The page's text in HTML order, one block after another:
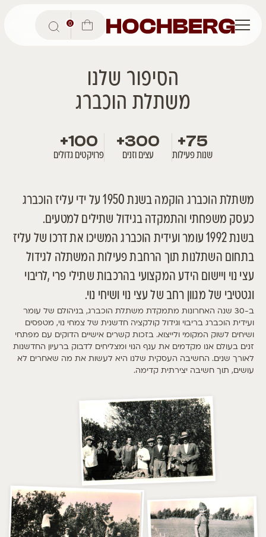
0
הסיפור שלנו
משתלת הוכברג
שנות פעילות
75
+
עצים וזנים
300
+
פרויקטים גדולים
100
+
משתלת הוכברג הוקמה בשנת 1950 על ידי עליז הוכברג
כעסק משפחתי והתמקדה בגידול שתילים למטעים.
בשנת 1992 עומר ועידית הוכברג המשיכו את דרכו של עליז
בתחום השתלנות תוך הרחבת פעילות המשתלה לגידול
עצי נוי ויישום הידע המקצועי בהרכבות שתילי פרי ,לריבוי
וגטטיבי של מגוון רחב של עצי נוי ושיחי נוי.
ב-30 שנה האחרונות מתמקדת משתלת הוכברג, בניהולם של עומר
ועידית הוכברג בריבוי וגידול קולקציה חדשנית של צמחי נוי, מטפסים
ושיחים לשוק המקומי ולייצוא. בזכות קשרים אישיים הדוקים עם מפתחי
זנים בעולם אנו מקדמים את ענף הנוי ומצליחים לדבוק ברעיון החדשנות
לאורך שנים. החשיבה העסקית שלנו היא לעשות את מה שאחרים לא
עושים, תוך חשיבה יצירתית קדימה.